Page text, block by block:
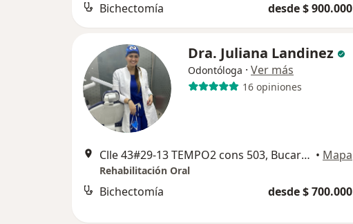
Bichectomía desde $ 900.000
Dra. Juliana Landinez
Odontóloga · Ver más
16 opiniones
Clle 43#29-13 TEMPO2 cons 503, Bucaramanga • Mapa
Rehabilitación Oral
Bichectomía desde $ 700.000